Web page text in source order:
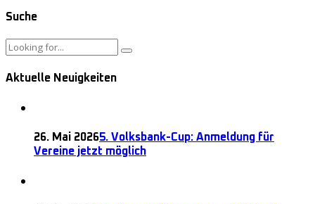
Suche
Aktuelle Neuigkeiten
26. Mai 20265. Volksbank-Cup: Anmeldung für
Vereine jetzt möglich